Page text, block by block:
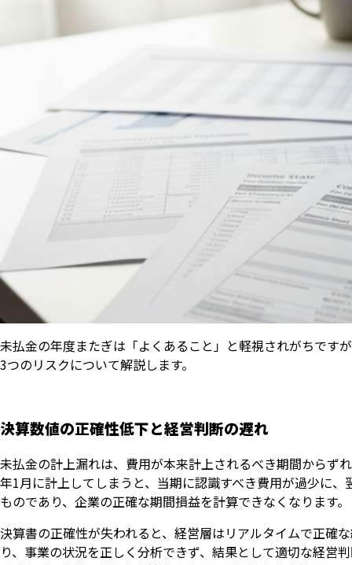
未払金の年度またぎは「よくあること」と軽視されがちです
3つのリスクについて解説します。
決算数値の正確性低下と経営判断の遅れ
未払金の計上漏れは、費用が本来計上されるべき期間からず
年1月に計上してしまうと、当期に認識すべき費用が過少に
ものであり、企業の正確な期間損益を計算できなくなります。
決算書の正確性が失われると、経営層はリアルタイムで正確
り、事業の状況を正しく分析できず、結果として適切な経営